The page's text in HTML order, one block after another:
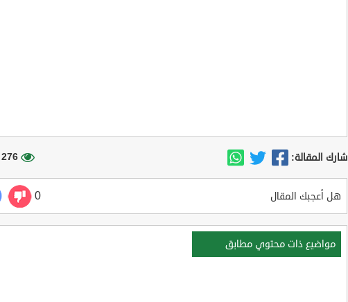
شارك المقالة: 276 مشاهدة
هل أعجبك المقال 0
مواضيع ذات محتوي مطابق